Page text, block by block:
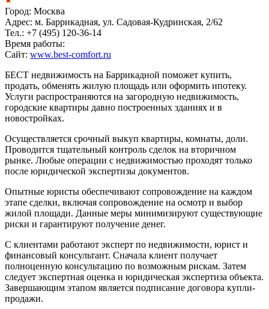
Город: Москва
Адрес: м. Баррикадная, ул. Садовая-Кудринская, 2/62
Тел.: +7 (495) 120-36-14
Время работы:
Сайт: www.best-comfort.ru
БЕСТ недвижимость на Баррикадной поможет купить,
продать, обменять жилую площадь или оформить ипотеку.
Услуги распространяются на загородную недвижимость,
городские квартиры давно построенных зданиях и в
новостройках.
Осуществляется срочный выкуп квартиры, комнаты, доли.
Проводится тщательный контроль сделок на вторичном
рынке. Любые операции с недвижимостью проходят только
после юридической экспертизы документов.
Опытные юристы обеспечивают сопровождение на каждом
этапе сделки, включая сопровождение на осмотр и выбор
жилой площади. Данные меры минимизируют существующие
риски и гарантируют получение денег.
С клиентами работают эксперт по недвижимости, юрист и
финансовый консультант. Сначала клиент получает
полноценную консультацию по возможным рискам. Затем
следует экспертная оценка и юридическая экспертиза объекта.
Завершающим этапом является подписание договора купли-
продажи.